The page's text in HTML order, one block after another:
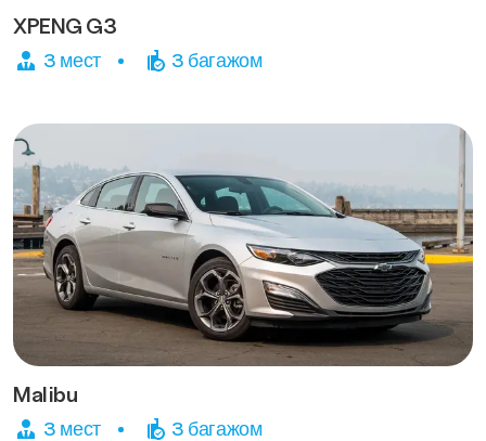
XPENG G3
3 мест 3 багажом
Malibu
3 мест 3 багажом